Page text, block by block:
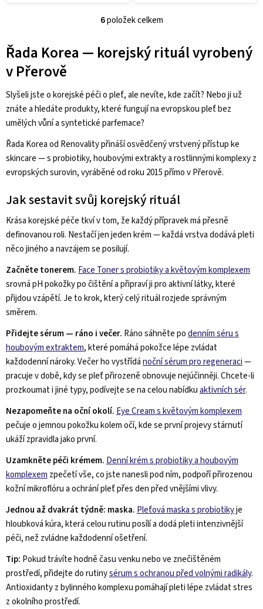
O
l
a
c
í
p
r
v
y
ý
p
s
u
6položek celkem
Řada Korea — korejský rituál vyrobený
v Přerově
Slyšeli jste o korejské péči o pleť, ale nevíte, kde začít? Nebo ji už
znáte a hledáte produkty, které fungují na evropskou pleť bez
umělých vůní a syntetické parfemace?
Řada Korea od Renovality přináší osvědčený vrstvený přístup ke
skincare — s probiotiky, houbovými extrakty a rostlinnými komplexy z
evropských surovin, vyráběné od roku 2015 přímo v Přerově.
Jak sestavit svůj korejský rituál
Krása korejské péče tkví v tom, že každý přípravek má přesně
definovanou roli. Nestačí jen jeden krém — každá vrstva dodává pleti
něco jiného a navzájem se posilují.
Začněte tonerem.Face Toner s probiotiky a květovým komplexem
srovná pH pokožky po čištění a připraví ji pro aktivní látky, které
přijdou vzápětí. Je to krok, který celý rituál rozjede správným
směrem.
Přidejte sérum — ráno i večer. Ráno sáhněte podenním séru s
houbovým extraktem, které pomáhá pokožce lépe zvládat
každodenní nároky. Večer ho vystřídánoční sérum pro regeneraci—
pracuje v době, kdy se pleť přirozeně obnovuje nejúčinněji. Chcete-li
prozkoumat i jiné typy, podívejte se na celou nabídkuaktivních sér.
Nezapomeňte na oční okolí.Eye Cream s květovým komplexem
pečuje o jemnou pokožku kolem očí, kde se první projevy stárnutí
ukáží zpravidla jako první.
Uzamkněte péči krémem.Denní krém s probiotiky a houbovým
komplexemzpečetí vše, co jste nanesli pod ním, podpoří přirozenou
kožní mikroflóru a ochrání pleť přes den před vnějšími vlivy.
Jednou až dvakrát týdně: maska.Pleťová maska s probiotikyje
hloubková kúra, která celou rutinu posílí a dodá pleti intenzivnější
péči, než zvládne každodenní ošetření.
Tip: Pokud trávíte hodně času venku nebo ve znečištěném
prostředí, přidejte do rutinysérum s ochranou před volnými radikály.
Antioxidanty z bylinného komplexu pomáhají pleti lépe zvládat stres
z okolního prostředí.